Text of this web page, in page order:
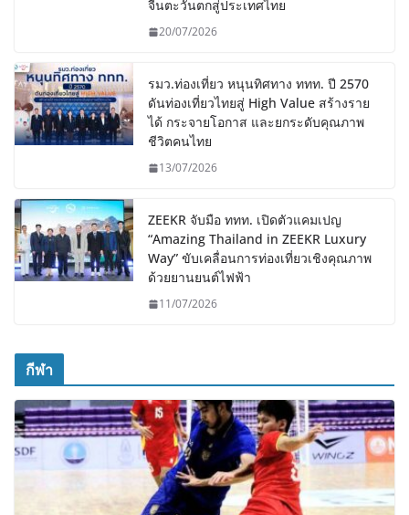
จีนตะวันตกสู่ประเทศไทย
20/07/2026
รมว.ท่องเที่ยว หนุนทิศทาง ททท. ปี 2570
ดันท่องเที่ยวไทยสู่ High Value สร้างราย
ได้ กระจายโอกาส และยกระดับคุณภาพ
ชีวิตคนไทย
13/07/2026
ZEEKR จับมือ ททท. เปิดตัวแคมเปญ
“Amazing Thailand in ZEEKR Luxury
Way” ขับเคลื่อนการท่องเที่ยวเชิงคุณภาพ
ด้วยยานยนต์ไฟฟ้า
11/07/2026
กีฬา